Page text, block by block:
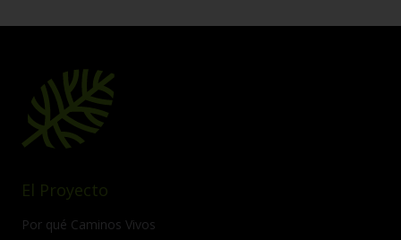
El Proyecto
Por qué Caminos Vivos